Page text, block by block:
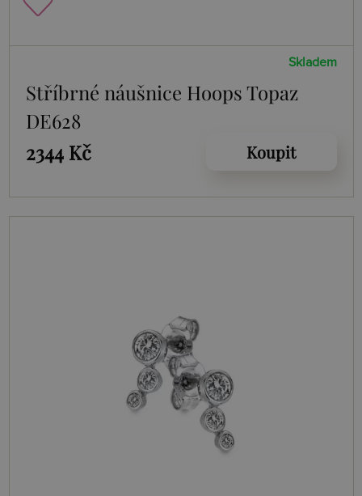
Skladem
Stříbrné náušnice Hoops Topaz
DE628
2344 Kč
Koupit